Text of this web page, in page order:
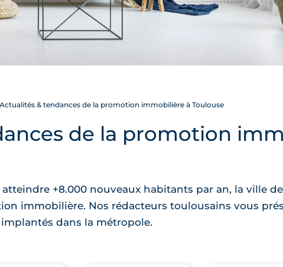
Actualités & tendances de la promotion immobilière à Toulouse
de la promotion
+8.000 nouveaux habitants par an, la ville
immobilière. Nos rédacteurs toulousains vous
dans la métropole.